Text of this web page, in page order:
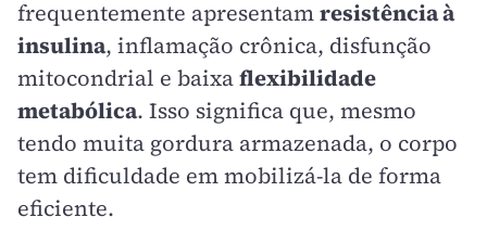
frequentemente apresentamresistência à
insulina, inflamação crônica, disfunção
mitocondrial e baixaflexibilidade
metabólica. Isso significa que, mesmo
tendo muita gordura armazenada, o corpo
tem dificuldade em mobilizá-la de forma
eficiente.